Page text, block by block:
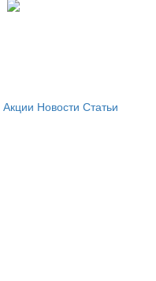
Акции Новости Статьи